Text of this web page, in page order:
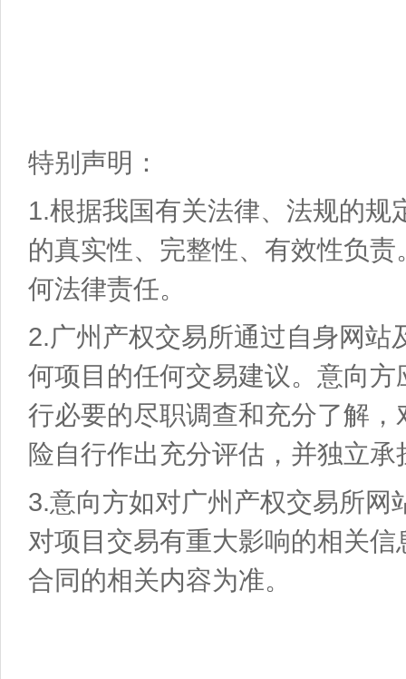
特别声明：
1.根据我国有关法律、法规的
的真实性、完整性、有效性负
何法律责任。
2.广州产权交易所通过自身网
何项目的任何交易建议。意向
行必要的尽职调查和充分了解
险自行作出充分评估，并独立
3.意向方如对广州产权交易所
对项目交易有重大影响的相关
合同的相关内容为准。